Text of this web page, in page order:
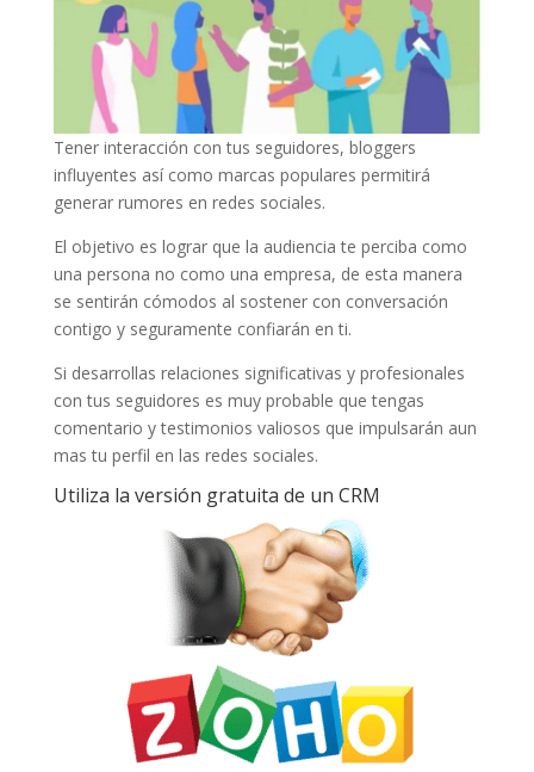
Tener interacción con tus seguidores, bloggers
influyentes así como marcas populares permitirá
generar rumores en redes sociales.
El objetivo es lograr que la audiencia te perciba como
una persona no como una empresa, de esta manera
se sentirán cómodos al sostener con conversación
contigo y seguramente confiarán en ti.
Si desarrollas relaciones significativas y profesionales
con tus seguidores es muy probable que tengas
comentario y testimonios valiosos que impulsarán aun
mas tu perfil en las redes sociales.
Utiliza la versión gratuita de un CRM